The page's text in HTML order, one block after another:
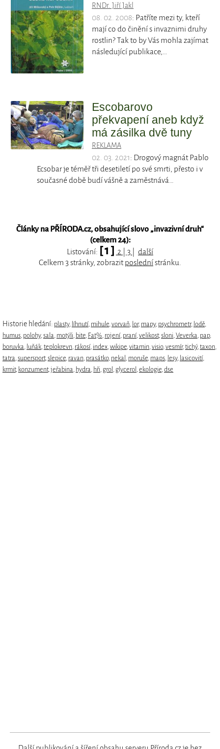
RNDr. Jiří Jakl
08. 02. 2008: Patříte mezi ty, kteří
mají co do činění s invaznimi druhy
rostlin? Tak to by Vás mohla zajímat
následující publikace,…
Escobarovo
překvapení aneb když
má zásilka dvě tuny
REKLAMA
02. 03. 2021: Drogový magnát Pablo
Ecsobar je téměř tři desetiletí po své smrti, přesto i v
současné době budí vášně a zaměstnává…
Články na PŘÍRODA.cz, obsahující slovo „invazivní druh“
(celkem 24):
Listování: [ 1 ] 2 3
další
Celkem 3 stránky, zobrazitposlednístránku.
Historie hledání: plasty, líhnutí, mihule vorvaň lor, mapy, psychrometr, lodě
humus polohy, sala motýli bite Fat% rojení, praní, velikost, sloni Veverka pap,
boruvka luňák teplokrevn rákosí, index wikipe vitamin visio, vesmír, tichý, taxon
tatra supersport, slepice ravan prasátko, nekal moruše maps lesy, lasicovití,
krmit, konzument, jeřabina hydra hři grol glycerol ekologie dse